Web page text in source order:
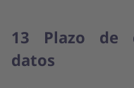
13 Plazo de
datos